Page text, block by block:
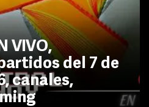
VIVO,
del 7 de
canales,